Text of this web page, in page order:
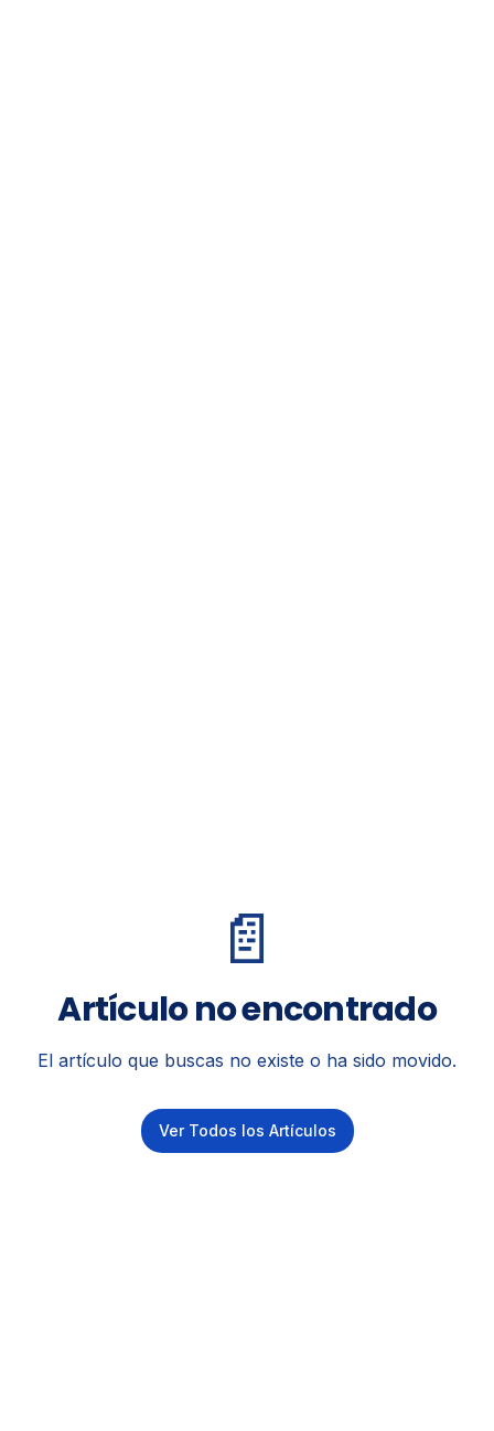
📄
Artículo no encontrado
El artículo que buscas no existe o ha sido movido.
Ver Todos los Artículos